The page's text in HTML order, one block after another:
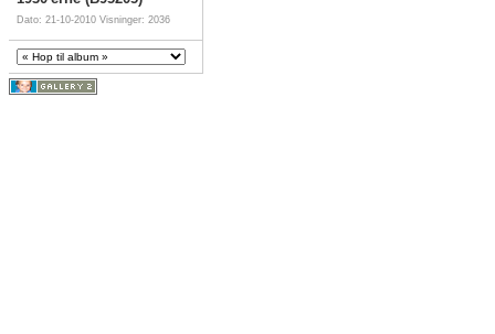
Dato: 21-10-2010 Visninger: 2036